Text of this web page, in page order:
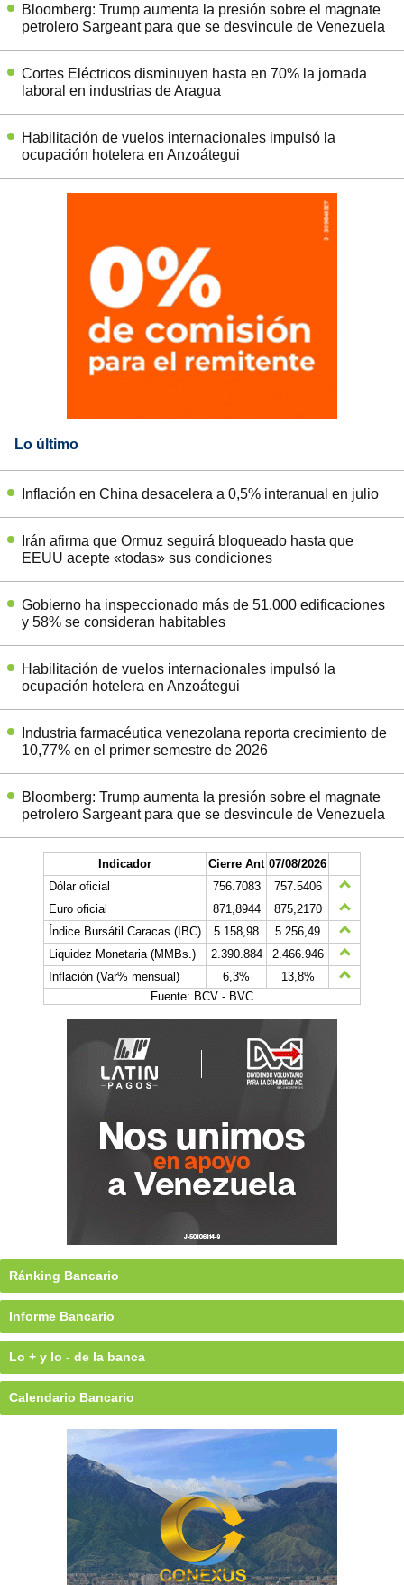
Bloomberg: Trump aumenta la presión sobre el magnate
petrolero Sargeant para que se desvincule de Venezuela
Cortes Eléctricos disminuyen hasta en 70% la jornada
laboral en industrias de Aragua
Habilitación de vuelos internacionales impulsó la
ocupación hotelera en Anzoátegui
Lo último
Inflación en China desacelera a 0,5% interanual en julio
Irán afirma que Ormuz seguirá bloqueado hasta que
EEUU acepte «todas» sus condiciones
Gobierno ha inspeccionado más de 51.000 edificaciones
y 58% se consideran habitables
Habilitación de vuelos internacionales impulsó la
ocupación hotelera en Anzoátegui
Industria farmacéutica venezolana reporta crecimiento de
10,77% en el primer semestre de 2026
Bloomberg: Trump aumenta la presión sobre el magnate
petrolero Sargeant para que se desvincule de Venezuela
Indicador Cierre Ant 07/08/2026
Dólar oficial
756.7083
757.5406
Euro oficial
871,8944
875,2170
Índice Bursátil Caracas (IBC)
5.158,98
5.256,49
Liquidez Monetaria (MMBs.)
2.390.884
2.466.946
Inflación (Var% mensual)
6,3%
13,8%
Fuente: BCV - BVC
Ránking Bancario
Informe Bancario
Lo + y lo - de la banca
Calendario Bancario